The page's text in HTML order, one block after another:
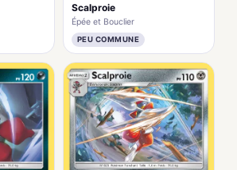
Scalproie
Épée et Bouclier
PEU COMMUNE